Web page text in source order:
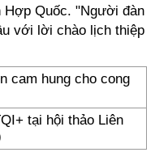
Quốc. "Người đàn
với lời chào lịch thiệp
tại hội thảo Liên